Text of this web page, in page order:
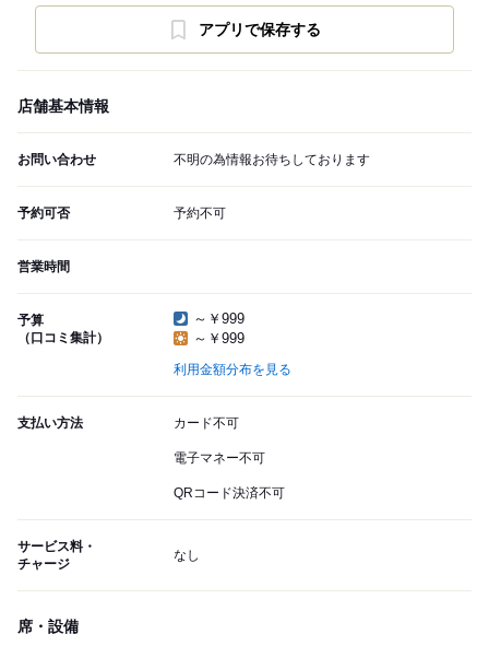
アプリで保存する
店舗基本情報
お問い合わせ 不明の為情報お待ちしております
予約可否 予約不可
営業時間
予算
（口コミ集計）
～￥999
～￥999
利用金額分布を見る
支払い方法 カード不可
電子マネー不可
QRコード決済不可
サービス料・
チャージ
なし
席・設備